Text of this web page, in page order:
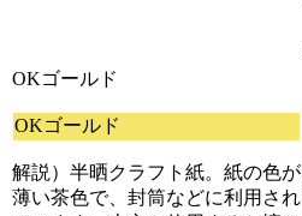
OKゴールド
OKゴールド
解説）半晒クラフト紙。紙の色が
薄い茶色で、封筒などに利用され